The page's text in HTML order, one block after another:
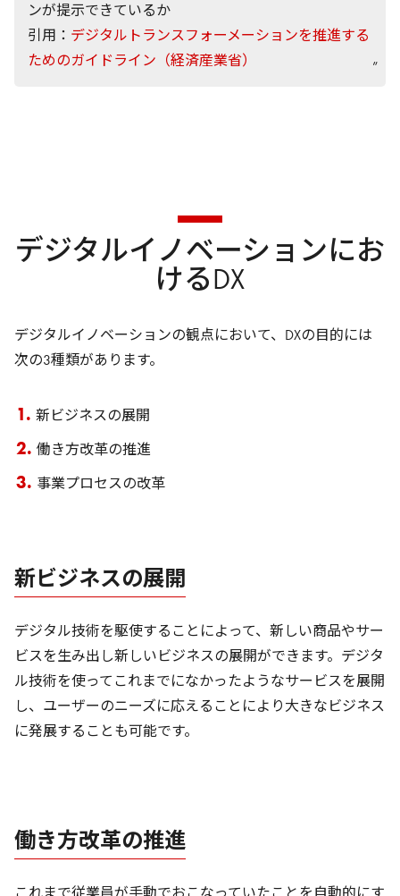
ンが提示できているか
引用： デジタルトランスフォーメーションを推進する
ためのガイドライン（経済産業省）
デジタルイノベーションにお
けるDX
デジタルイノベーションの観点において、DXの目的には
次の3種類があります。
新ビジネスの展開
働き方改革の推進
事業プロセスの改革
新ビジネスの展開
デジタル技術を駆使することによって、新しい商品やサー
ビスを生み出し新しいビジネスの展開ができます。デジタ
ル技術を使ってこれまでになかったようなサービスを展開
し、ユーザーのニーズに応えることにより大きなビジネス
に発展することも可能です。
働き方改革の推進